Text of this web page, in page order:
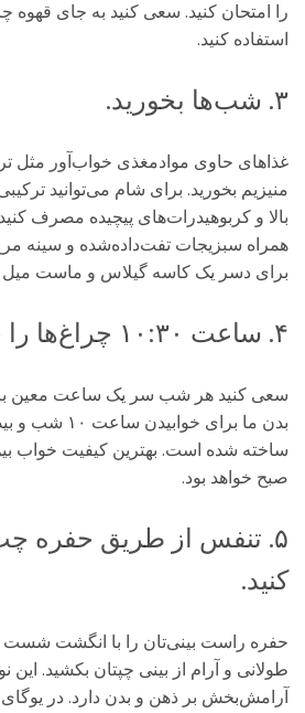
را امتحان کنید. سعی کنید به جای
استفاده کنید.
۳. شب‌ها بخورید.
غذاهای حاوی موادمغذی خواب‌آور مثل
منیزیم بخورید. برای شام می‌توانید
بالا و کربوهیدرات‌های پیچیده مصرف
همراه سبزیجات تفت‌داده‌شده و سینه
برای دسر یک کاسه گیلاس و ماست میل
۴. ساعت ۱۰:۳۰ چراغ‌ها را خاموش کنید.
سعی کنید هر شب سر یک ساعت معین
صبح خواهد بود.
۵. تنفس از طریق حفره
کنید.
حفره راست بینی‌تان را با انگشت شست
طولانی و آرام از بینی چپتان بکشید. این
آرامش‌بخش بر ذهن و بدن دارد. در